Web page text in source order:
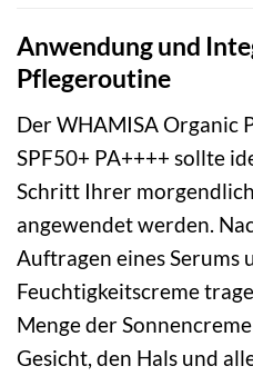
Anwendung und
Pflegeroutine
Der WHAMISA Organic
SPF50+ PA++++ sollte
Schritt Ihrer
angewendet werden.
Auftragen eines Serums
Feuchtigkeitscreme
Menge der
Gesicht, den Hals und